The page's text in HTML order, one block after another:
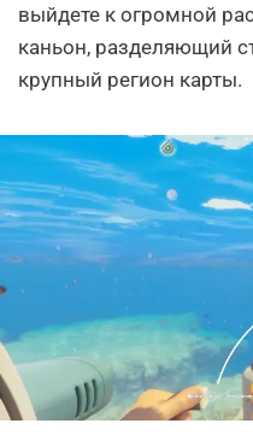
выйдете к огромной
каньон, разделяющий
крупный регион карты.